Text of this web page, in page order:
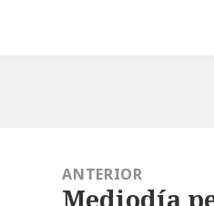
entradas
ANTERIOR
Entrada